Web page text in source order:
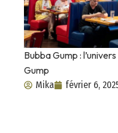
Bubba Gump :
Gump
Mika février 6,